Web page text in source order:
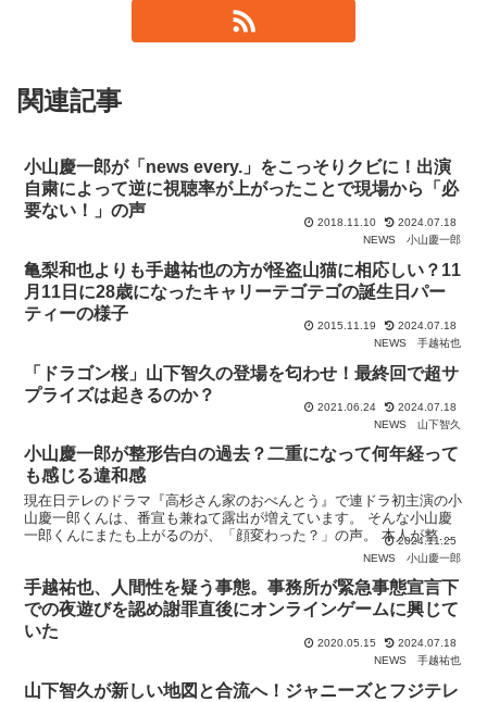
関連記事
小山慶一郎が「news every.」をこっそりクビに！出演
自粛によって逆に視聴率が上がったことで現場から「必
要ない！」の声
2018.11.10
2024.07.18
NEWS
小山慶一郎
亀梨和也よりも手越祐也の方が怪盗山猫に相応しい？11
月11日に28歳になったキャリーテゴテゴの誕生日パー
ティーの様子
2015.11.19
2024.07.18
NEWS
手越祐也
「ドラゴン桜」山下智久の登場を匂わせ！最終回で超サ
プライズは起きるのか？
2021.06.24
2024.07.18
NEWS
山下智久
小山慶一郎が整形告白の過去？二重になって何年経って
も感じる違和感
現在日テレのドラマ『高杉さん家のおべんとう』で連ドラ初主演の小
山慶一郎くんは、番宣も兼ねて露出が増えています。 そんな小山慶
一郎くんにまたも上がるのが、「顔変わった？」の声。 本人が整形
を認めた、という話もあったり？ 小山慶一郎に「だいぶ顔
2024.11.25
NEWS
小山慶一郎
手越祐也、人間性を疑う事態。事務所が緊急事態宣言下
での夜遊びを認め謝罪直後にオンラインゲームに興じて
いた
2020.05.15
2024.07.18
NEWS
手越祐也
山下智久が新しい地図と合流へ！ジャニーズとフジテレ